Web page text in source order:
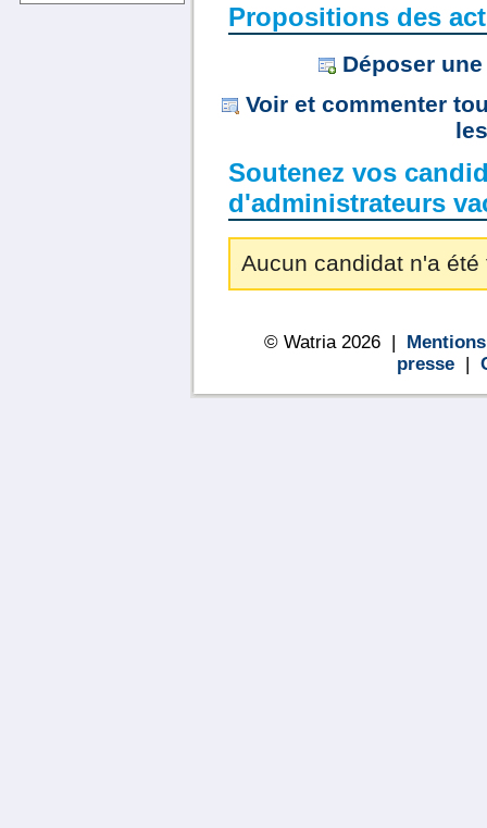
Propositions des
Déposer
Voir et commenter
Soutenez vos
d'administrateurs
Aucun candidat n'a été
© Watria 2026 |
presse |